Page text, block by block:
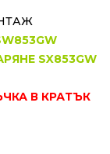
SX853GW
В КРАТЪК